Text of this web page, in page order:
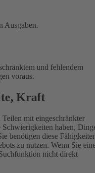
Ausgaben.
und fehlendem
voraus.
Kraft
mit eingeschränkter
haben,
benötigen diese
zu nutzen. Wenn Sie
nicht direkt